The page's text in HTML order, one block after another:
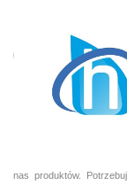
nas produktów.